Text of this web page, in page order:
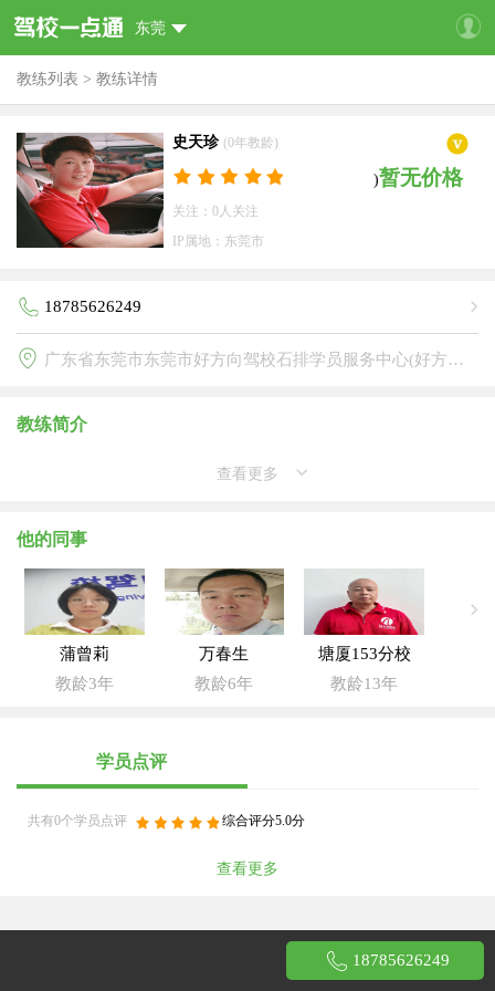
东莞
教练列表 > 教练详情
史天珍 (0年教龄)
)暂无价格
关注：0人关注
IP属地：东莞市
18785626249
广东省东莞市东莞市好方向驾校石排学员服务中心(好方向驾校)
教练简介
查看更多
他的同事
蒲曾莉
教龄3年
万春生
教龄6年
塘厦153分校
教龄13年
学员点评
共有0个学员点评 综合评分5.0分
查看更多
18785626249